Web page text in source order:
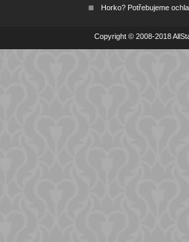
Horko? Potřebujeme
Copyright © 2008-2018